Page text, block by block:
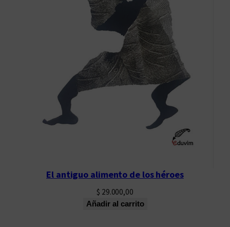
El antiguo alimento de los héroes
$ 29.000,00
Añadir al carrito